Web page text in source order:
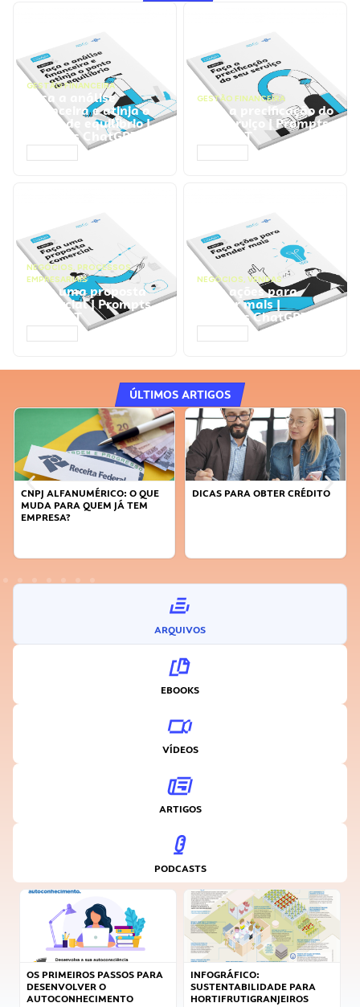
GESTÃO FINANCEIRA
Faça a análise
financeira e atinja o
ponto de equilíbrio |
Prompts ChatGPT
GESTÃO FINANCEIRA
Faça a precificação do
seu serviço | Prompts
ChatGPT
NEGÓCIOS, PROCESSOS
EMPRESARIAIS
Faça uma proposta
comercial | Prompts
ChatGPT
NEGÓCIOS, VENDAS
Faça ações para
vender mais |
Prompts ChatGPT
ÚLTIMOS ARTIGOS
DICAS PARA OBTER CRÉDITO
FAÇA A DIFERENÇA: SEJA
ARQUIVOS
EBOOKS
VÍDEOS
ARTIGOS
PODCASTS
OS PRIMEIROS PASSOS PARA
DESENVOLVER O
AUTOCONHECIMENTO
INFOGRÁFICO:
SUSTENTABILIDADE PARA
HORTIFRUTIGRANJEIROS